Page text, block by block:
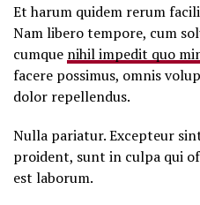
Et harum quidem rerum
Nam libero tempore, cum
cumque nihil impedit quo
facere possimus, omnis
dolor repellendus.
Nulla pariatur. Excepteur
proident, sunt in culpa qui
est laborum.